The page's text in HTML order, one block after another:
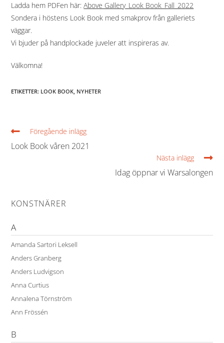
Ladda hem PDFen här:Above Gallery_Look Book_Fall_2022
Sondera i höstens Look Book med smakprov från galleriets
väggar.
Vi bjuder på handplockade juveler att inspireras av.
Välkomna!
ETIKETTER: LOOK BOOK, NYHETER
Föregående inlägg
Look Book våren 2021
Nästa inlägg
Idag öppnar vi Warsalongen
KONSTNÄRER
A
Amanda Sartori Leksell
Anders Granberg
Anders Ludvigson
Anna Curtius
Annalena Törnström
Ann Frössén
B